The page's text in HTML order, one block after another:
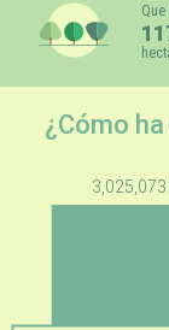
¿Cómo